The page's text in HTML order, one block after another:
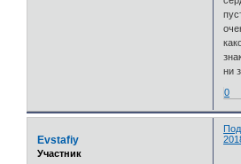
ни
0
Evstafiy
Участник